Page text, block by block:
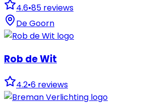
4.6•85 reviews
De Goorn
Rob de Wit
4.2•6 reviews